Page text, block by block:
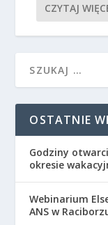
CZYTAJ
OSTATNIE
Godziny
okresie
Webinarium
ANS w